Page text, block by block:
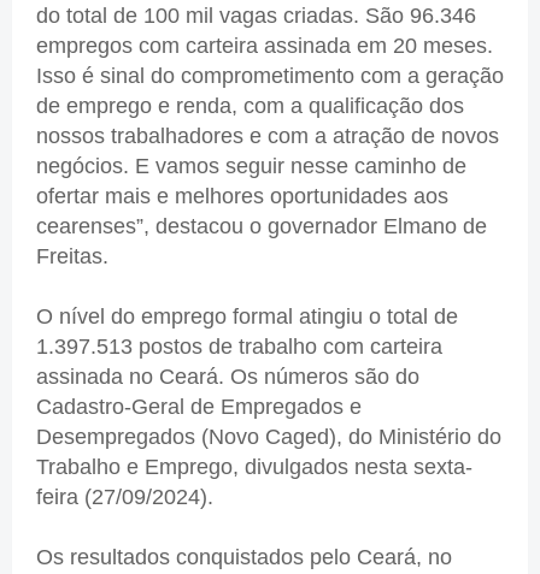
do total de 100 mil vagas criadas. São 96.346
empregos com carteira assinada em 20 meses.
Isso é sinal do comprometimento com a geração
de emprego e renda, com a qualificação dos
nossos trabalhadores e com a atração de novos
negócios. E vamos seguir nesse caminho de
ofertar mais e melhores oportunidades aos
cearenses”, destacou o governador Elmano de
Freitas.
O nível do emprego formal atingiu o total de
1.397.513 postos de trabalho com carteira
assinada no Ceará. Os números são do
Cadastro-Geral de Empregados e
Desempregados (Novo Caged), do Ministério do
Trabalho e Emprego, divulgados nesta sexta-
feira (27/09/2024).
Os resultados conquistados pelo Ceará, no